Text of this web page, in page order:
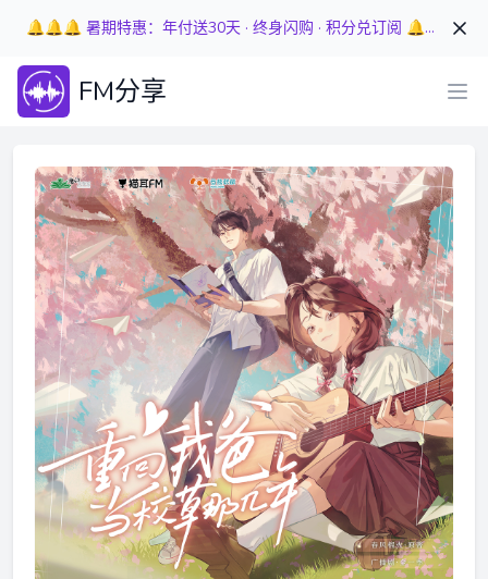
🔔🔔🔔 暑期特惠：年付送30天 · 终身闪购 · 积分兑订阅 🔔🔔🔔
FM分享